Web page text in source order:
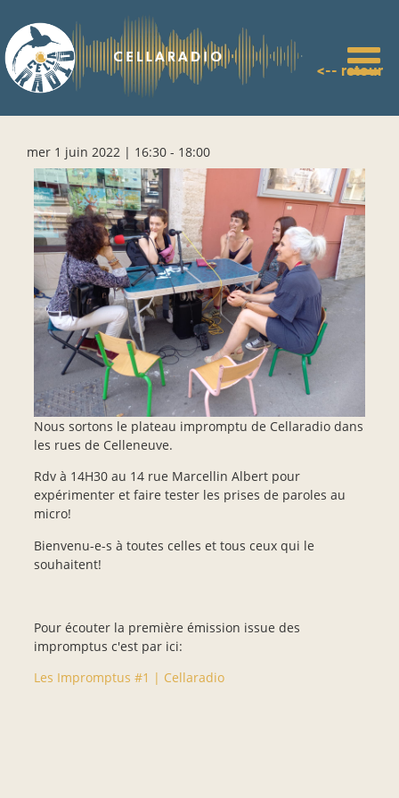
contenu
principal
<-- retour
mer 1 juin 2022 | 16:30 - 18:00
Nous sortons le plateau impromptu de Cellaradio dans
les rues de Celleneuve.
Rdv à 14H30 au 14 rue Marcellin Albert pour
expérimenter et faire tester les prises de paroles au
micro!
Bienvenu-e-s à toutes celles et tous ceux qui le
souhaitent!
Pour écouter la première émission issue des
impromptus c'est par ici:
Les Impromptus #1 | Cellaradio